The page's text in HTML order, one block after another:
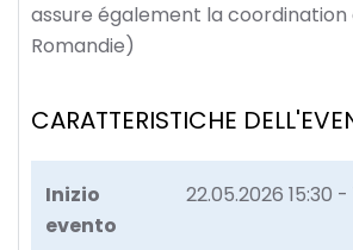
assure également la coordination
Romandie)
CARATTERISTICHE
Inizio
evento
22.05.2026 15:30 -